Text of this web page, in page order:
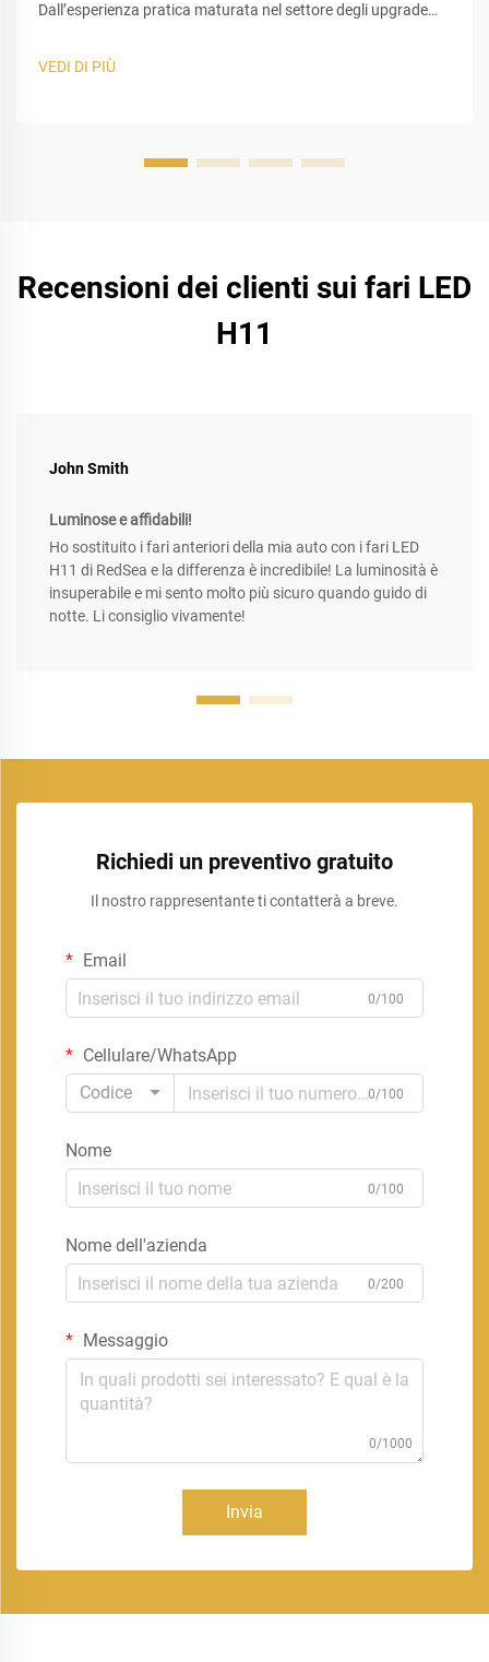
Dall’esperienza pratica maturata nel settore degli upgrade
commessi dagli utenti nella scelta della migliore lampadina
VEDI DI PIÙ
Recensioni dei clienti sui fari LED
H11
John Smith
Luminose e affidabili!
Ho sostituito i fari anteriori della mia auto con i fari LED
H11 di RedSea e la differenza è incredibile! La luminosità è
insuperabile e mi sento molto più sicuro quando guido di
notte. Li consiglio vivamente!
Richiedi un preventivo gratuito
Il nostro rappresentante ti contatterà a breve.
Email
0/100
Cellulare/WhatsApp
Codice
0/100
Nome
0/100
Nome dell'azienda
0/200
Messaggio
0/1000
Invia